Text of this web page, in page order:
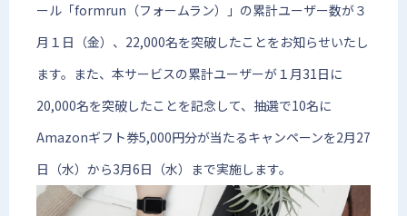
ール「formrun（フォームラン）」の累計ユーザー数が３
月１日（金）、22,000名を突破したことをお知らせいたし
ます。また、本サービスの累計ユーザーが１月31日に
20,000名を突破したことを記念して、抽選で10名に
Amazonギフト券5,000円分が当たるキャンペーンを2月27
日（水）から3月6日（水）まで実施します。